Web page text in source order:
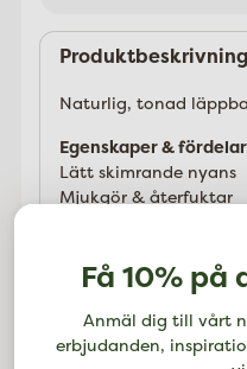
Få 10%
Anmäl dig till vårt
erbjudanden,
Produktbeskrivning
Naturlig, tonad
Egenskaper &
Lätt skimrande nyans
Mjukgör & återfuktar
Beskrivning:
Smooth Color Kiss
supermilda och
gör dem obeskrivligt